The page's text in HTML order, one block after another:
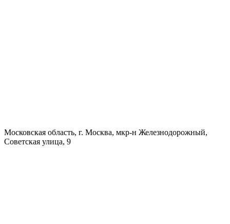
Московская область, г. Москва, мкр-н Железнодорожный,
Советская улица, 9